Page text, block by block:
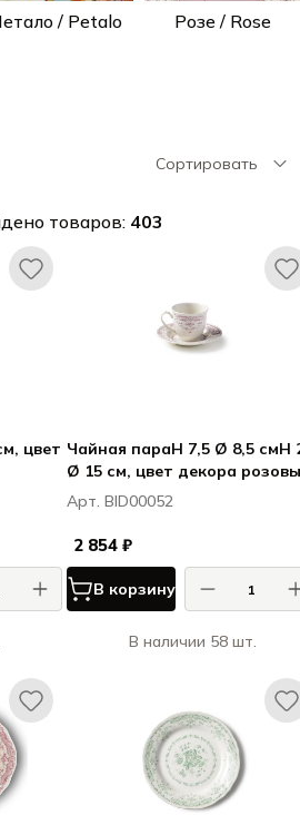
/ Petalo Розе / Rose
Сортировать
товаров: 403
цвет Чайная параH 7,5 Ø 8,5 смH 2,4
Ø 15 см, цвет декора
Арт. BID00052
2 854 ₽
В корзину
В наличии 58 шт.